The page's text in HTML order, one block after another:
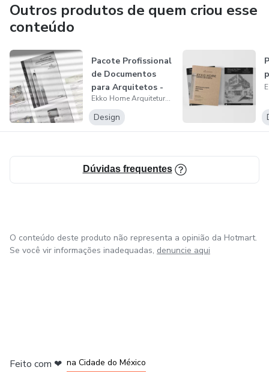
Outros produtos de quem criou esse
conteúdo
Pacote Profissional
de Documentos
para Arquitetos -
Tudo em...
Ekko Home Arquitetura Infoprodutos
Design
Dúvidas frequentes
O conteúdo deste produto não representa a opinião da Hotmart.
Se você vir informações inadequadas, denuncie aqui
Feito com ❤ na Cidade do México